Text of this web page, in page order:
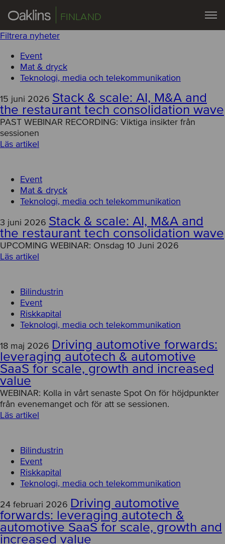
FINLAND
Filtrera nyheter
Event
Mat & dryck
Teknologi, media och telekommunikation
15 juni 2026 Stack & scale: AI, M&A and
the restaurant tech consolidation wave
PAST WEBINAR RECORDING: Viktiga insikter från
sessionen
Läs artikel
Event
Mat & dryck
Teknologi, media och telekommunikation
3 juni 2026 Stack & scale: AI, M&A and
the restaurant tech consolidation wave
UPCOMING WEBINAR: Onsdag 10 Juni 2026
Läs artikel
Bilindustrin
Event
Riskkapital
Teknologi, media och telekommunikation
18 maj 2026 Driving automotive forwards:
leveraging autotech & automotive
SaaS for scale, growth and increased
value
WEBINAR: Kolla in vårt senaste Spot On för höjdpunkter
från evenemanget och för att se sessionen.
Läs artikel
Bilindustrin
Event
Riskkapital
Teknologi, media och telekommunikation
24 februari 2026 Driving automotive
forwards: leveraging autotech &
automotive SaaS for scale, growth and
increased value